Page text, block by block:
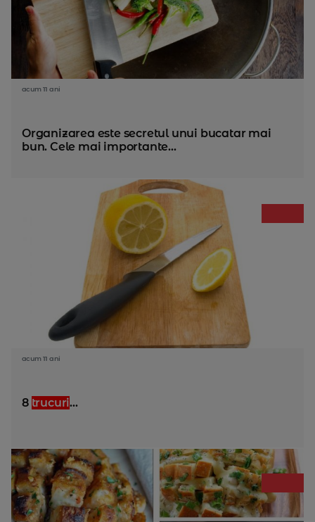
acum 11 ani
Organizarea este secretul unui bucatar mai
bun. Cele mai importante...
acum 11 ani
8 trucuri...